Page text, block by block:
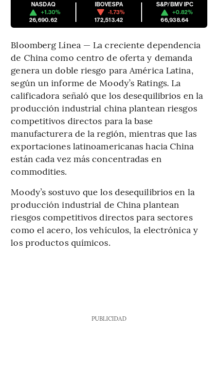
NASDAQ
+1.30%
26,690.62
IBOVESPA
-1.73%
172,513.42
S&P/BMV IPC
+0.82%
66,938.64
Bloomberg Línea — La creciente dependencia
de China como centro de oferta y demanda
genera un doble riesgo para América Latina,
según un informe de Moody’s Ratings. La
calificadora señaló que los desequilibrios en la
producción industrial china plantean riesgos
competitivos directos para la base
manufacturera de la región, mientras que las
exportaciones latinoamericanas hacia China
están cada vez más concentradas en
commodities.
Moody’s sostuvo que los desequilibrios en la
producción industrial de China plantean
riesgos competitivos directos para sectores
como el acero, los vehículos, la electrónica y
los productos químicos.
PUBLICIDAD